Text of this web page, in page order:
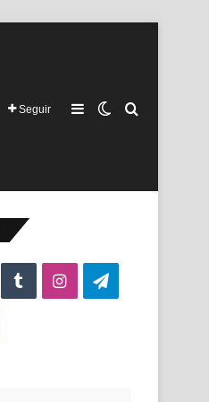
Seguir Barra lateral
Switch skin
TumblrInstagramTelegram